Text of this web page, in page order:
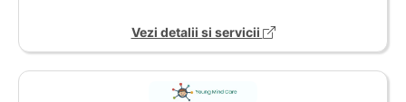
Vezi detalii si servicii